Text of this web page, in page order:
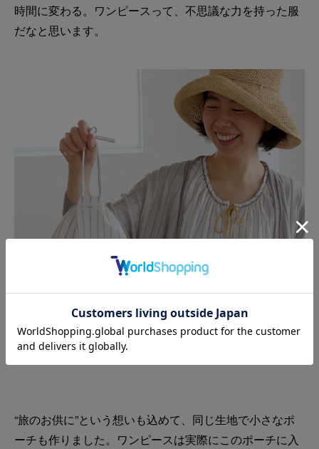
時間に変わる。ワンピースって、不思議な力を持った服
だなと思います。
“旅のお供に”という想いも込めて、同じ生地で小さなポ
ーチも作りました。ワンピースは実際にこのポーチに入